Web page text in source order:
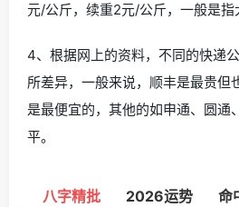
元/公斤，续重2元/公斤，一般是指
4、根据网上的资料，不同的快递
所差异，一般来说，顺丰是最贵但
是最便宜的，其他的如申通、圆通
平。
八字精批 2026运势 命